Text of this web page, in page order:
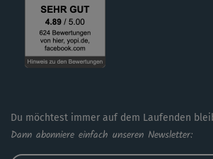
Zeit ist, den "schwanger & fit"-
Du möchtest immer auf dem Laufenden
Dann abonniere einfach unseren Newsletter: